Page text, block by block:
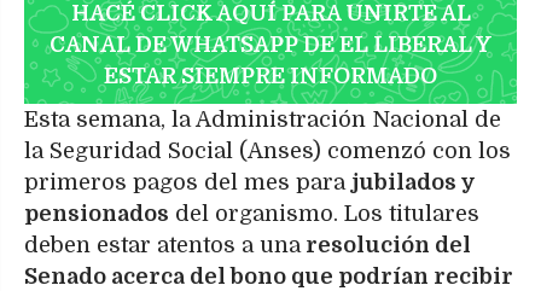
HACÉ CLICK AQUÍ PARA UNIRTE AL
CANAL DE WHATSAPP DE EL LIBERAL Y
ESTAR SIEMPRE INFORMADO
Esta semana, la Administración Nacional de
la Seguridad Social (Anses) comenzó con los
primeros pagos del mes para jubilados y
pensionados del organismo. Los titulares
deben estar atentos a unaresolución del
Senado acerca del bono que podrían recibir